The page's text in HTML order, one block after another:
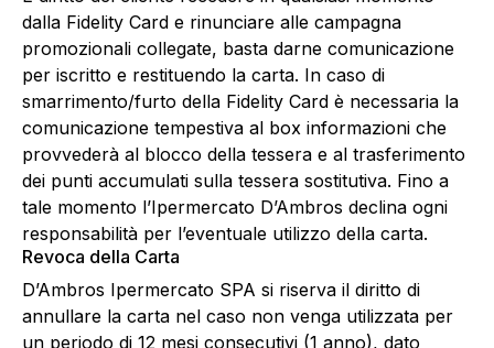
dalla Fidelity Card e rinunciare alle campagna
promozionali collegate, basta darne comunicazione
per iscritto e restituendo la carta. In caso di
smarrimento/furto della Fidelity Card è necessaria la
comunicazione tempestiva al box informazioni che
provvederà al blocco della tessera e al trasferimento
dei punti accumulati sulla tessera sostitutiva. Fino a
tale momento l’Ipermercato D’Ambros declina ogni
responsabilità per l’eventuale utilizzo della carta.
Revoca della Carta
D’Ambros Ipermercato SPA si riserva il diritto di
annullare la carta nel caso non venga utilizzata per
un periodo di 12 mesi consecutivi (1 anno), dato